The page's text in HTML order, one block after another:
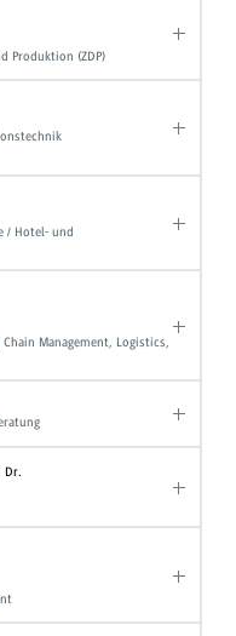
Produktion (ZDP)
/ Hotel- und
Management, Logistics,
Dr.